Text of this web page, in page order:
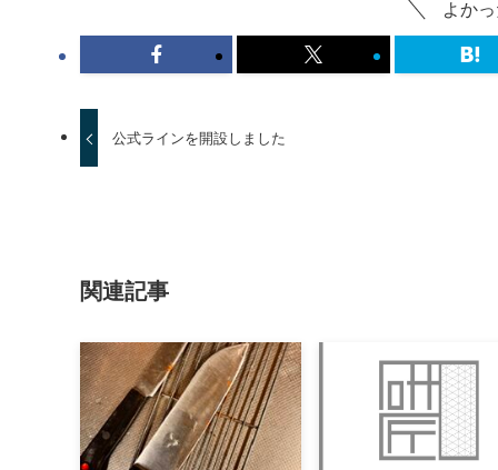
よか
公式ラインを開設しました
関連記事